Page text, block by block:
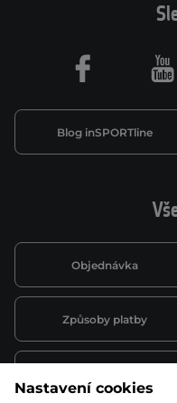
Objednávka
Způsoby platby
Blog inSPORTline
Facebook
Nastavení cookies